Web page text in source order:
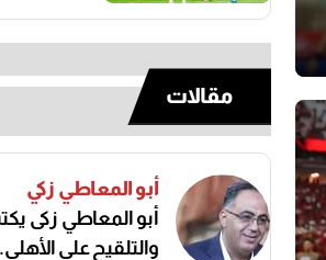
مقالات
أبو المعاطي زكي
أبو المعاطي زكى
والتلقيح على